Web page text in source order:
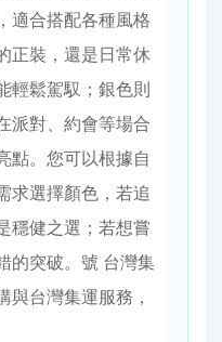
適合搭配各種風格
正裝，還是日常休
輕鬆駕馭；銀色則
派對、約會等場合
點。您可以根據自
求選擇顏色，若追
穩健之選；若想嘗
的突破。號 台灣集
與台灣集運服務，